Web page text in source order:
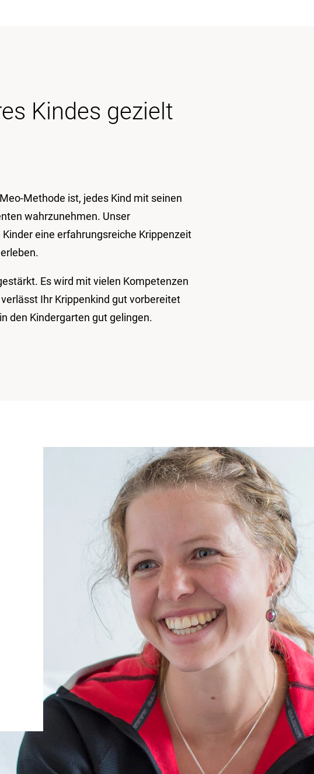
Kindes gezielt
Methode ist, jedes Kind mit seinen
wahrzunehmen. Unser
eine erfahrungsreiche Krippenzeit
Es wird mit vielen Kompetenzen
Ihr Krippenkind gut vorbereitet
den Kindergarten gut gelingen.